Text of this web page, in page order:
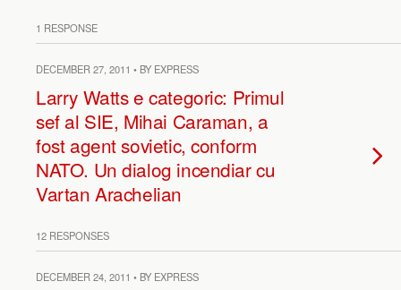
1 RESPONSE
DECEMBER 27, 2011 • BY EXPRESS
Larry Watts e categoric: Primul
sef al SIE, Mihai Caraman, a
fost agent sovietic, conform
NATO. Un dialog incendiar cu
Vartan Arachelian
12 RESPONSES
DECEMBER 24, 2011 • BY EXPRESS